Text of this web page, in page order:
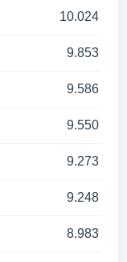
10.024
9.853
9.586
9.550
9.273
9.248
8.983